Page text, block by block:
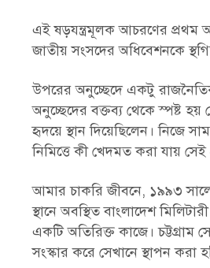
এই ষড়যন্ত্রমূলক আচরণের প্রথম
জাতীয় সংসদের অধিবেশনকে
উপরের অনুচ্ছেদে একটু
অনুচ্ছেদের বক্তব্য থেকে স্পষ্ট হয়
হৃদয়ে স্থান দিয়েছিলেন। নিজে
নিমিত্তে কী খেদমত করা যায়
আমার চাকরি জীবনে, ১৯৯৩
স্থানে অবস্থিত বাংলাদেশ
একটি অতিরিক্ত কাজে।
সংস্কার করে সেখানে স্থাপন করা